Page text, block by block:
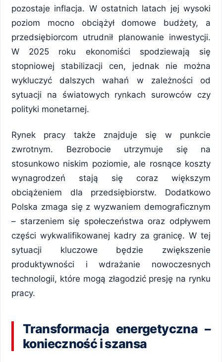
pozostaje inflacja. W ostatnich latach jej wysoki
poziom mocno obciążył domowe budżety, a
przedsiębiorcom utrudnił planowanie inwestycji.
W 2025 roku ekonomiści spodziewają się
stopniowej stabilizacji cen, jednak nie można
wykluczyć dalszych wahań w zależności od
sytuacji na światowych rynkach surowców czy
polityki monetarnej.
Rynek pracy także znajduje się w punkcie
zwrotnym. Bezrobocie utrzymuje się na
stosunkowo niskim poziomie, ale rosnące koszty
wynagrodzeń stają się coraz większym
obciążeniem dla przedsiębiorstw. Dodatkowo
Polska zmaga się z wyzwaniem demograficznym
– starzeniem się społeczeństwa oraz odpływem
części wykwalifikowanej kadry za granicę. W tej
sytuacji kluczowe będzie zwiększenie
produktywności i wdrażanie nowoczesnych
technologii, które mogą złagodzić presję na rynku
pracy.
Transformacja energetyczna –
konieczność i szansa